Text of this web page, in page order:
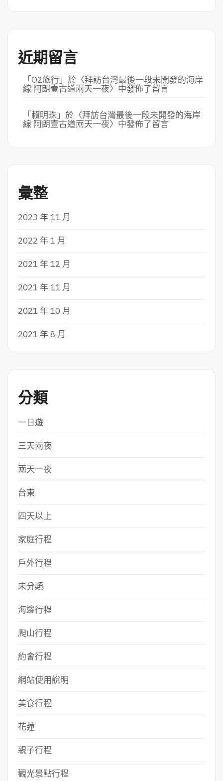
近期留言
「O2旅行」於〈拜訪台灣最後一段未開發的海岸
線 阿朗壹古道兩天一夜〉中發佈了留言
「賴明珠」於〈拜訪台灣最後一段未開發的海岸
線 阿朗壹古道兩天一夜〉中發佈了留言
彙整
2023 年 11 月
2022 年 1 月
2021 年 12 月
2021 年 11 月
2021 年 10 月
2021 年 8 月
分類
一日遊
三天兩夜
兩天一夜
台東
四天以上
家庭行程
戶外行程
未分類
海邊行程
爬山行程
約會行程
網站使用說明
美食行程
花蓮
親子行程
觀光景點行程